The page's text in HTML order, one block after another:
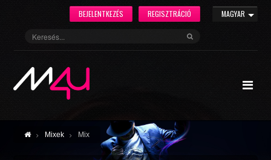
MAGYAR
REGISZTRÁCIÓ
BEJELENTKEZÉS
Mixek Mix